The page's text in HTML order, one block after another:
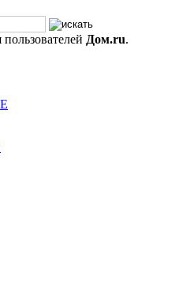
Дом.ru.